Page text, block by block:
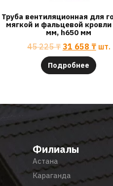
Труба вентиляционная для
мягкой и фальцевой
мм, h650 мм
45 225₸ 31 658 ₸ шт.
Подробнее
Филиалы
Астана
Караганда